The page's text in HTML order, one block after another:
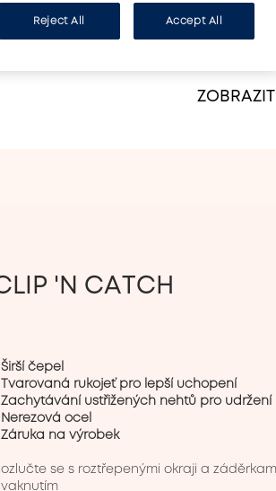
jediným rychlým
'N CATCH
Širší čepel
Tvarovaná rukojeť pro lepší uchopení
Zachytávání ustřižených nehtů pro
Nerezová ocel
Záruka na výrobek
se s roztřepenými okraji a
Reject All Accept All